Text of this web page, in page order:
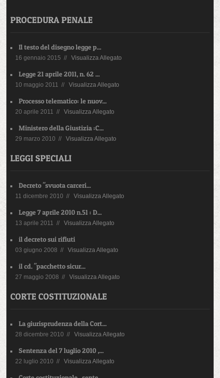
PROCEDURA PENALE
Il testo del disegno legge p...
16 gennaio 2015 // Visualizza Allegato
Legge 21 aprile 2011, n. 62 ...
10 maggio 2011 // Visualizza Allegato
Processo telematico: le nuov...
20 aprile 2011 // Visualizza Allegato
Ministero della Giustizia :C...
29 marzo 2010 // Visualizza Allegato
LEGGI SPECIALI
Decreto "svuota carceri...
11 dicembre 2010 // Visualizza Allegato
Legge 7 aprile 2010 n.51 : D...
13 aprile 2011 // Visualizza Allegato
il decreto sui rifiuti
03 giugno 2008 // Visualizza Allegato
il cd. "pacchetto sicur...
27 maggio 2008 // Visualizza Allegato
CORTE COSTITUZIONALE
La giurisprudenza della Cort...
28 dicembre 2010 // Visualizza Allegato
Sentenza del 7 luglio 2010 ,...
22 luglio 2010 // Visualizza Allegato